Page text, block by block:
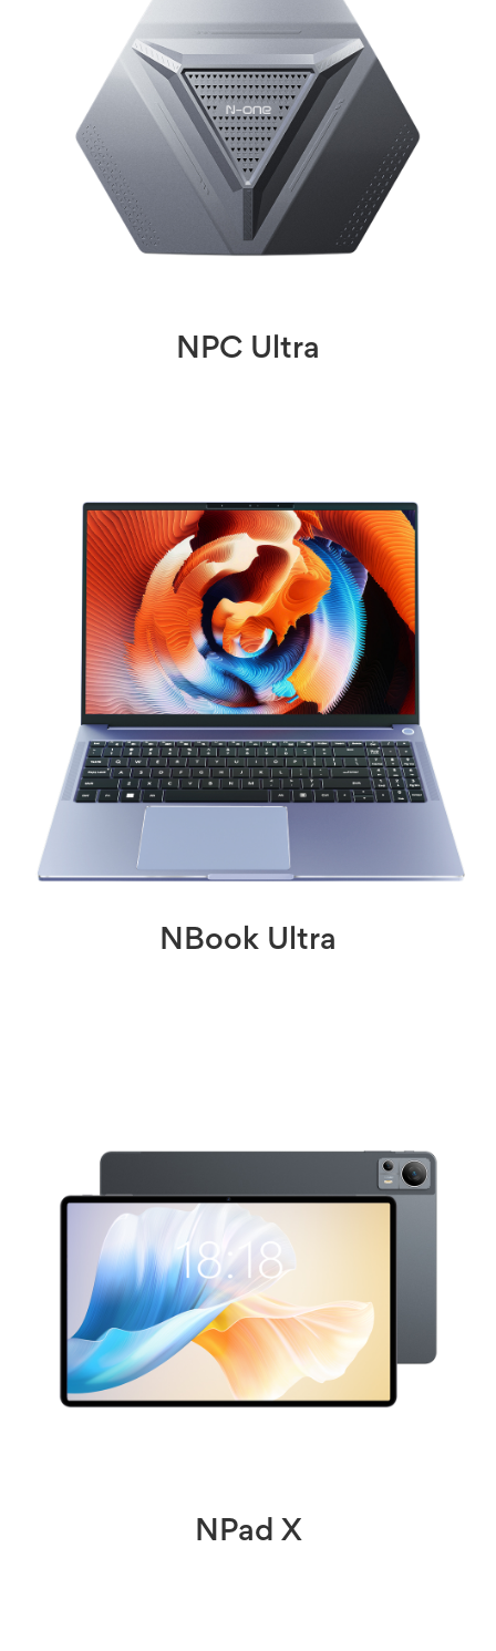
NPC Ultra
NBook Ultra
NPad X